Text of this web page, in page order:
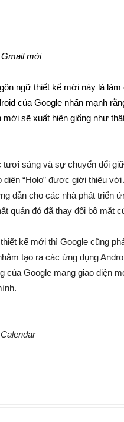
mới
ngữ thiết kế mới này là làm
của Google nhấn mạnh
mới sẽ xuất hiện giống như
sáng và sự chuyển đổi
“Holo” được giới thiệu với
dẫn cho các nhà phát triển
quán đó đã thay đổi bộ mặt
kế mới thì Google cũng
tạo ra các ứng dụng
của Google mang giao diện